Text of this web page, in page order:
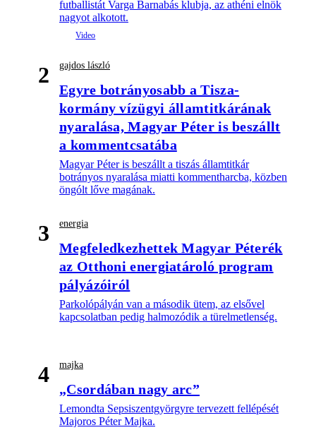
futballistát Varga Barnabás klubja, az athéni elnök
nagyot alkotott.
2 gajdos lászló
Egyre botrányosabb a Tisza-
kormány vízügyi államtitkárának
nyaralása, Magyar Péter is beszállt
a kommentcsatába
Magyar Péter is beszállt a tiszás államtitkár
botrányos nyaralása miatti kommentharcba, közben
öngólt lőve magának.
3 energia
Megfeledkezhettek Magyar Péterék
az Otthoni energiatároló program
pályázóiról
Parkolópályán van a második ütem, az elsővel
kapcsolatban pedig halmozódik a türelmetlenség.
4 majka
„Csordában nagy arc”
Lemondta Sepsiszentgyörgyre tervezett fellépését
Majoros Péter Majka.